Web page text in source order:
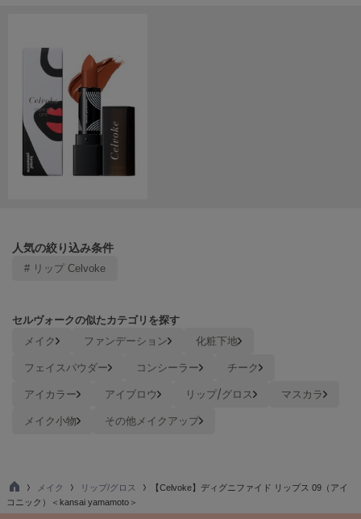
le coq sportif
ルコックスポルティフ
LeSportsac
LILY BROWN Lingerie
リリーブラウンランジェリー
リトルユニオン トウキョウ
メイドオブオーガニクス
MICHU COQUETTE
ミースロエ
人気の絞り込み条件
# リップ Celvoke
セルヴォークの似たカテゴリを探す
メイク ファンデーション
化粧下地
フェイスパウダー
コンシーラー
チーク
アイカラー
アイブロウ リップ/グロス
マスカラ
メイク小物
その他メイクアップ
TO
P
メイク リップ/グロス
【Celvoke】ディグニファイド リップス 09（アイ
コニック）＜kansai yamamoto＞